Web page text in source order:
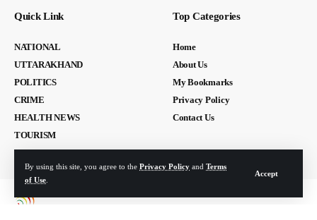
By using this site, you agree to the Privacy Policy and Terms
of Use
Accept
Quick Link
NATIONAL
UTTARAKHAND
POLITICS
CRIME
HEALTH NEWS
TOURISM
Top Categories
Home
About Us
My Bookmarks
Privacy Policy
Contact Us